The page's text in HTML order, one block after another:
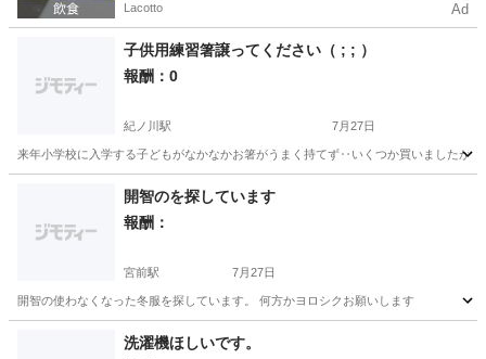
Lacotto Ad
子供用練習箸譲ってください（ ; ; ）
報酬：0
紀ノ川駅 7月27日
来年小学校に入学する子どもがなかなかお箸がうまく持てず‥いくつか買いましたが
和歌山市 紀ノ川駅 買いたい/ください
開智のを探しています
報酬：
宮前駅 7月27日
開智の使わなくなった冬服を探しています。 何方かヨロシクお願いします
和歌山市 宮前駅 買いたい/ください
洗濯機ほしいです。